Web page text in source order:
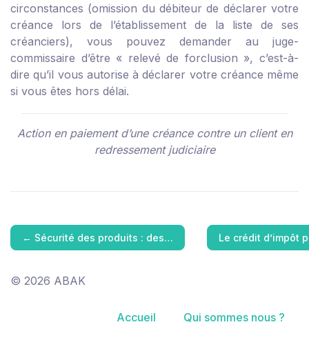
circonstances (omission du débiteur de déclarer votre
créance lors de l’établissement de la liste de ses
créanciers), vous pouvez demander au juge-
commissaire d’être « relevé de forclusion », c’est-à-
dire qu’il vous autorise à déclarer votre créance même
si vous êtes hors délai.
Action en paiement d’une créance contre un client en
redressement judiciaire
← Sécurité des produits : des… Le crédit d’impôt
© 2026 ABAK
Accueil Qui sommes nous ?